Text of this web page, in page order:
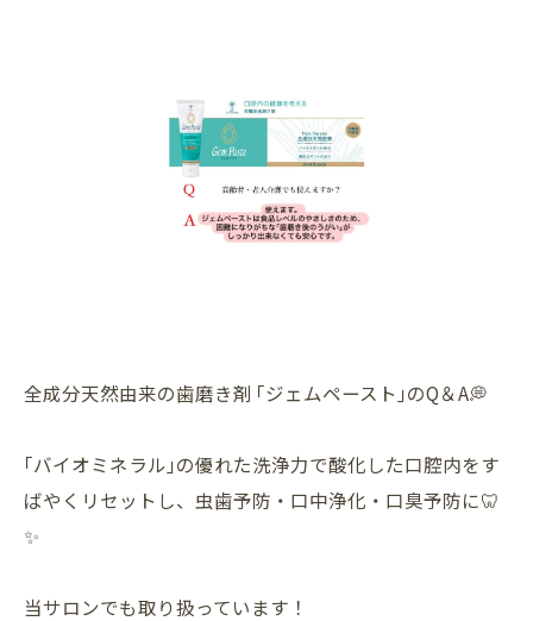
全成分天然由来の歯磨き剤 ｢ジェムペースト｣のQ＆A💭
｢バイオミネラル｣の優れた洗浄力で酸化した口腔内をす
ばやくリセットし、虫歯予防・口中浄化・口臭予防に🦷
✨
当サロンでも取り扱っています！